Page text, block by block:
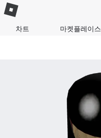
차트 마켓플레이스